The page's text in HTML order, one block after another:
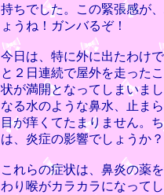
持ちでした。この緊張感が
ょうね！ガンバるぞ！
今日は、特に外に出たわけ
と２日連続で屋外を走った
状が満開となってしまいま
なる水のような鼻水、止ま
目が痒くてたまりません。
は、炎症の影響でしょうか？
これらの症状は、鼻炎の薬
わり喉がカラカラになって